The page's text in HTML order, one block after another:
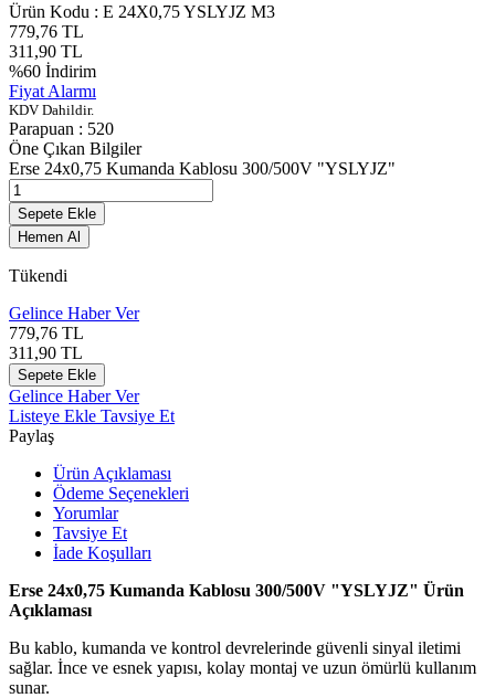
Ürün Kodu : E 24X0,75 YSLYJZ M3
779,76 TL
311,90 TL
%60 İndirim
Fiyat Alarmı
KDV Dahildir.
Parapuan : 520
Öne Çıkan Bilgiler
Erse 24x0,75 Kumanda Kablosu 300/500V "YSLYJZ"
Sepete Ekle
Hemen Al
Tükendi
Gelince Haber Ver
779,76 TL
311,90 TL
Sepete Ekle
Gelince Haber Ver
Listeye Ekle Tavsiye Et
Paylaş
Ürün Açıklaması
Ödeme Seçenekleri
Yorumlar
Tavsiye Et
İade Koşulları
Erse 24x0,75 Kumanda Kablosu 300/500V "YSLYJZ" Ürün
Açıklaması
Bu kablo, kumanda ve kontrol devrelerinde güvenli sinyal iletimi
sağlar. İnce ve esnek yapısı, kolay montaj ve uzun ömürlü kullanım
sunar.